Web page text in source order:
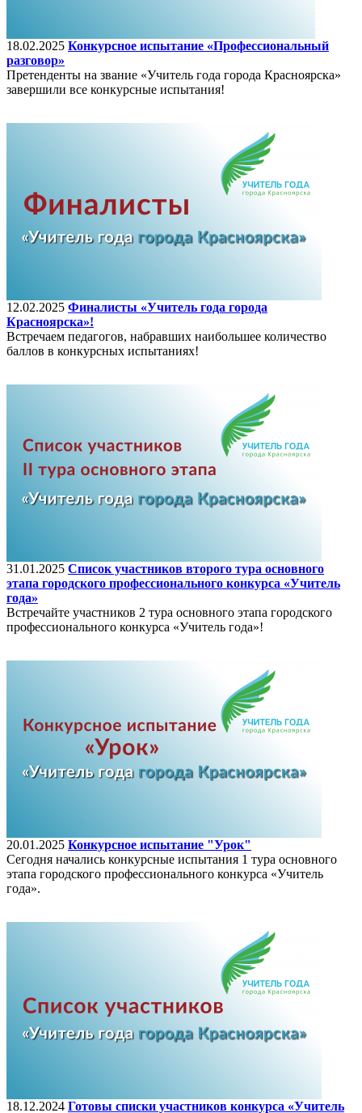
18.02.2025 Конкурсное испытание «Профессиональный
разговор»
Претенденты на звание «Учитель года города Красноярска»
завершили все конкурсные испытания!
12.02.2025 Финалисты «Учитель года города
Красноярска»!
Встречаем педагогов, набравших наибольшее количество
баллов в конкурсных испытаниях!
31.01.2025 Список участников второго тура основного
этапа городского профессионального конкурса «Учитель
года»
Встречайте участников 2 тура основного этапа городского
профессионального конкурса «Учитель года»!
20.01.2025 Конкурсное испытание "Урок"
Сегодня начались конкурсные испытания 1 тура основного
этапа городского профессионального конкурса «Учитель
года».
18.12.2024 Готовы списки участников конкурса «Учитель